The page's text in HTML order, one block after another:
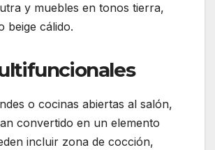
y muebles en tonos tierra,
beige cálido.
o cocinas abiertas al salón,
convertido en un elemento
incluir zona de cocción,